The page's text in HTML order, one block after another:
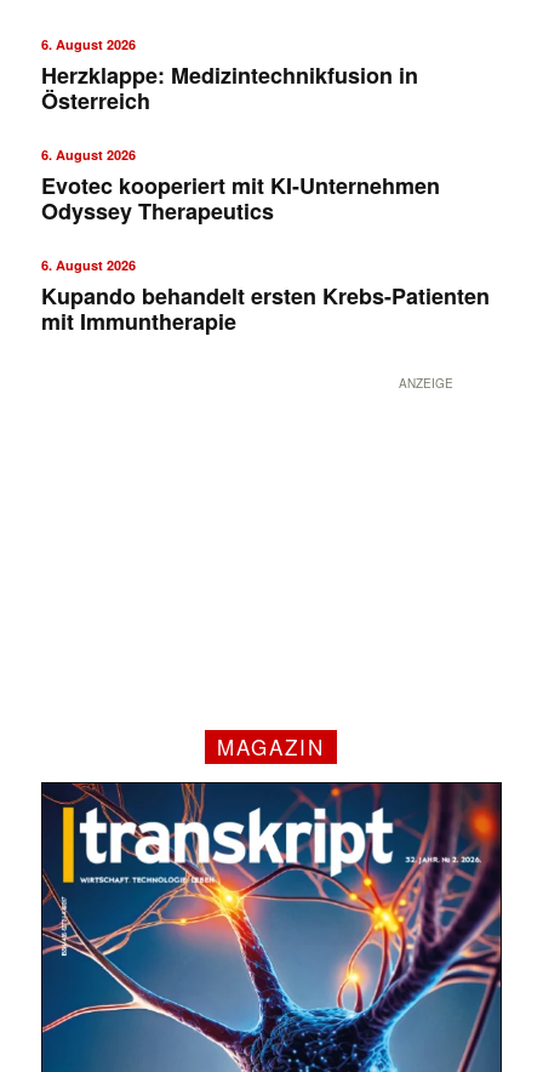
6. August 2026
Herzklappe: Medizintechnikfusion in
Österreich
6. August 2026
Evotec kooperiert mit KI-Unternehmen
Odyssey Therapeutics
6. August 2026
Kupando behandelt ersten Krebs-Patienten
mit Immuntherapie
ANZEIGE
MAGAZIN